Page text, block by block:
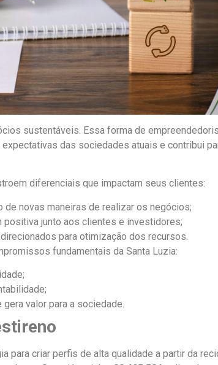
sustentáveis. Essa forma de
das sociedades atuais e contribui
diferenciais que impactam seus clientes:
de novas maneiras de realizar os negócios;
positiva junto aos clientes e investidores;
para otimização dos recursos.
fundamentais da Santa Luzia:
valor para a sociedade.
para criar perfis de alta qualidade a partir da